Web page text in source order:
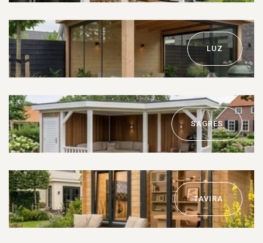
LUZ
SAGRES
TAVIRA